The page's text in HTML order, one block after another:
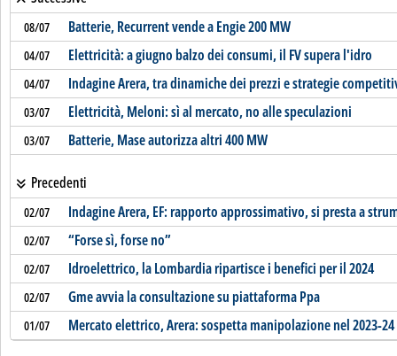
08/07 Batterie, Recurrent vende a Engie 200 MW
04/07 Elettricità: a giugno balzo dei consumi, il FV supera l'idro
04/07 Indagine Arera, tra dinamiche dei prezzi e strategie
03/07 Elettricità, Meloni: sì al mercato, no alle speculazioni
03/07 Batterie, Mase autorizza altri 400 MW
Precedenti
02/07 Indagine Arera, EF: rapporto approssimativo, si presta a
02/07 “Forse sì, forse no”
02/07 Idroelettrico, la Lombardia ripartisce i benefici per il 2024
02/07 Gme avvia la consultazione su piattaforma Ppa
01/07 Mercato elettrico, Arera: sospetta manipolazione nel 2023-24